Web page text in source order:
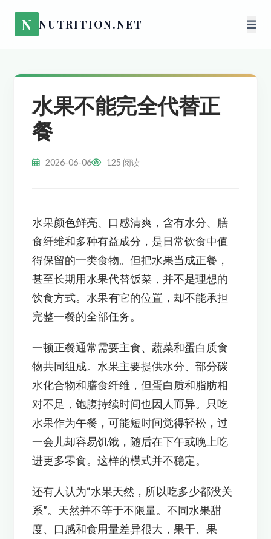
N NUTRITION.NET
水果不能完全代替正
餐
2026-06-06 125 阅读
水果颜色鲜亮、口感清爽，含有水分、膳
食纤维和多种有益成分，是日常饮食中值
得保留的一类食物。但把水果当成正餐，
甚至长期用水果代替饭菜，并不是理想的
饮食方式。水果有它的位置，却不能承担
完整一餐的全部任务。
一顿正餐通常需要主食、蔬菜和蛋白质食
物共同组成。水果主要提供水分、部分碳
水化合物和膳食纤维，但蛋白质和脂肪相
对不足，饱腹持续时间也因人而异。只吃
水果作为午餐，可能短时间觉得轻松，过
一会儿却容易饥饿，随后在下午或晚上吃
进更多零食。这样的模式并不稳定。
还有人认为“水果天然，所以吃多少都没关
系”。天然并不等于不限量。不同水果甜
度、口感和食用量差异很大，果干、果